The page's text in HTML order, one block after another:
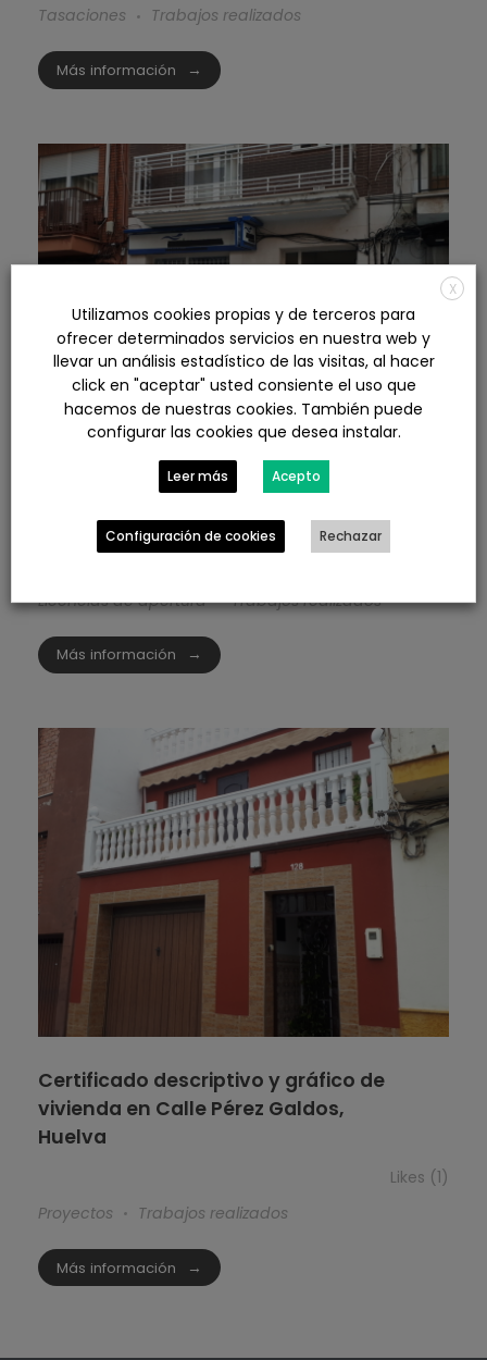
Tasaciones Trabajos realizados
Más información
Apertura de tienda de
electrodomésticos en Isla Chica
Licencias de apertura
Trabajos realizados
Más información
Certificado descriptivo y gráfico de
vivienda en Calle Pérez Galdos,
Huelva
Likes (1)
Proyectos
Trabajos realizados
Más información
X
Utilizamos cookies propias y de terceros para
ofrecer determinados servicios en nuestra web y
llevar un análisis estadístico de las visitas, al hacer
click en "aceptar" usted consiente el uso que
hacemos de nuestras cookies. También puede
configurar las cookies que desea instalar.
Leer más Acepto
Configuración de cookies Rechazar